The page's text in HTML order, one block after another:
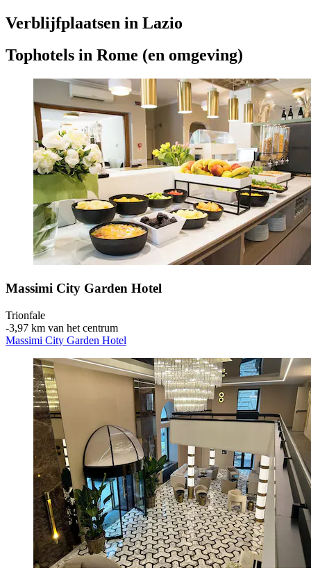
Verblijfplaatsen in Lazio
Tophotels in Rome (en omgeving)
Massimi City Garden Hotel
Trionfale
‐3,97 km van het centrum
Massimi City Garden Hotel